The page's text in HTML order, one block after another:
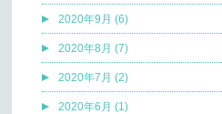
2020年9月 (6)
2020年8月 (7)
2020年7月 (2)
2020年6月 (1)